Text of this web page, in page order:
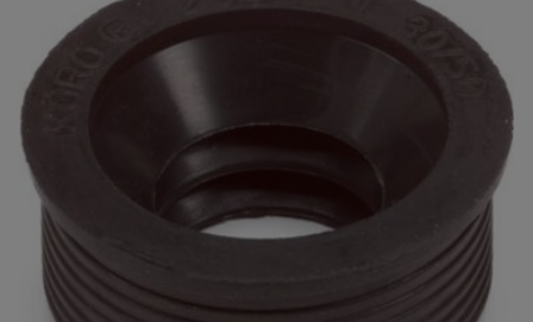
Samenvatting